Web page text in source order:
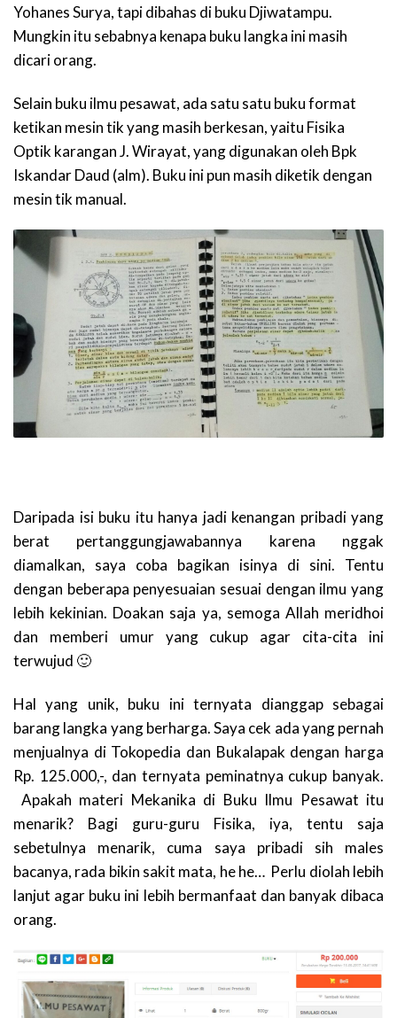
Yohanes Surya, tapi dibahas di buku Djiwatampu.
Mungkin itu sebabnya kenapa buku langka ini masih
dicari orang.
Selain buku ilmu pesawat, ada satu satu buku format
ketikan mesin tik yang masih berkesan, yaitu Fisika
Optik karangan J. Wirayat, yang digunakan oleh Bpk
Iskandar Daud (alm). Buku ini pun masih diketik dengan
mesin tik manual.
Daripada isi buku itu hanya jadi kenangan pribadi yang
berat pertanggungjawabannya karena nggak
diamalkan, saya coba bagikan isinya di sini. Tentu
dengan beberapa penyesuaian sesuai dengan ilmu yang
lebih kekinian. Doakan saja ya, semoga Allah meridhoi
dan memberi umur yang cukup agar cita-cita ini
terwujud 🙂
Hal yang unik, buku ini ternyata dianggap sebagai
barang langka yang berharga. Saya cek ada yang pernah
menjualnya di Tokopedia dan Bukalapak dengan harga
Rp. 125.000,-, dan ternyata peminatnya cukup banyak.
Apakah materi Mekanika di Buku Ilmu Pesawat itu
menarik? Bagi guru-guru Fisika, iya, tentu saja
sebetulnya menarik, cuma saya pribadi sih males
bacanya, rada bikin sakit mata, he he… Perlu diolah lebih
lanjut agar buku ini lebih bermanfaat dan banyak dibaca
orang.